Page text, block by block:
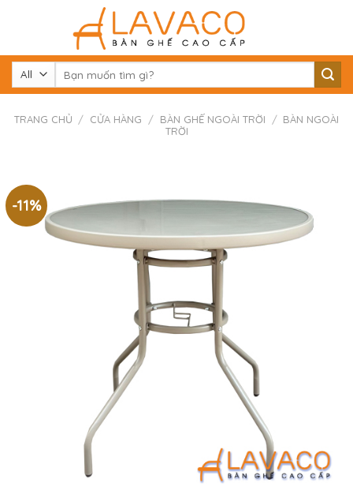
kiếm:
TRANG CHỦ / CỬA HÀNG / BÀN GHẾ NGOÀI TRỜI / BÀN NGOÀI
TRỜI
-11%